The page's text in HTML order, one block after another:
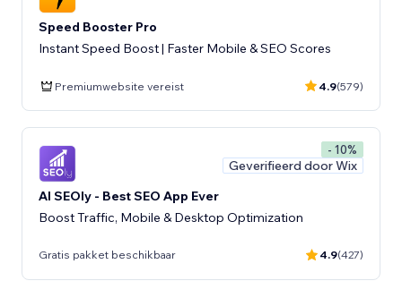
Speed Booster Pro
Instant Speed Boost | Faster Mobile & SEO Scores
Premiumwebsite vereist 4.9(579)
- 10%
Geverifieerd door Wix
AI SEOly - Best SEO App Ever
Boost Traffic, Mobile & Desktop Optimization
Gratis pakket beschikbaar 4.9(427)